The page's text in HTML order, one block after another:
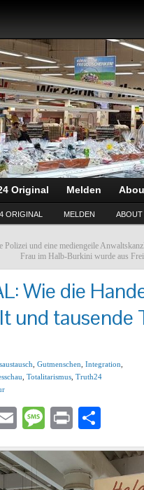
Original Melden
ORIGINAL MELDEN ABOUT
Polizei und eine mediengeile
Frau im Halb-Burkini wurde aus
Wie die
und tausende
Gutmenschen Integration
Totalitarismus Truth24
EmailMessage
Print